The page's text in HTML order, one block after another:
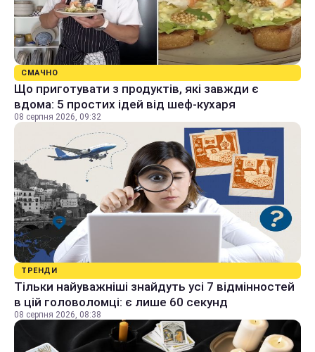
СМАЧНО
Що приготувати з продуктів, які завжди є
вдома: 5 простих ідей від шеф-кухаря
08 серпня 2026, 09:32
ТРЕНДИ
Тільки найуважніші знайдуть усі 7 відмінностей
в цій головоломці: є лише 60 секунд
08 серпня 2026, 08:38